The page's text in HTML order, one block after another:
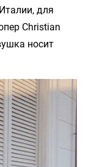
для
Christian
носит